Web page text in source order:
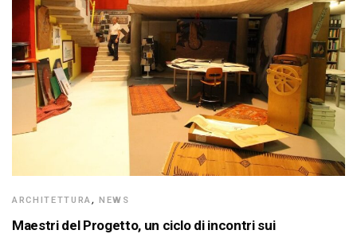
ARCHITETTURA,NEWS
Maestri del Progetto, un ciclo di incontri sui